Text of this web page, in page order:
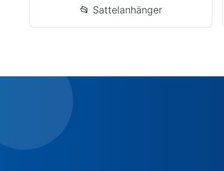
📂 Sattelanhänger